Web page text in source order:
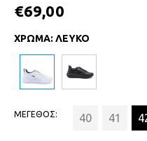
€69,00
ΧΡΩΜΑ: ΛΕΥΚΟ
ΜΕΓΕΘΟΣ 40 41